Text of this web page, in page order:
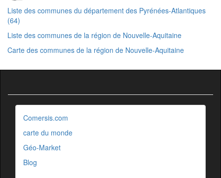
Liste des communes du département des Pyrénées-Atlantiques
(64)
Liste des communes de la région de Nouvelle-Aquitaine
Carte des communes de la région de Nouvelle-Aquitaine
Comersis.com
carte du monde
Géo-Market
Blog